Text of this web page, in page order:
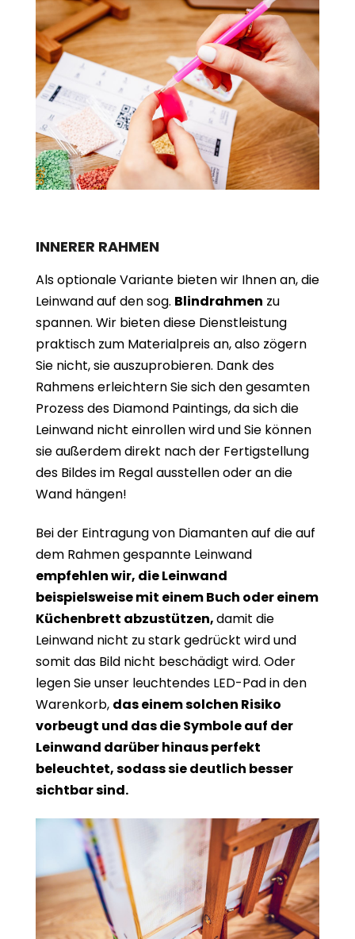
INNERER RAHMEN
Als optionale Variante bieten wir Ihnen an, die
Leinwand auf den sog. Blindrahmen zu
spannen. Wir bieten diese Dienstleistung
praktisch zum Materialpreis an, also zögern
Sie nicht, sie auszuprobieren. Dank des
Rahmens erleichtern Sie sich den gesamten
Prozess des Diamond Paintings, da sich die
Leinwand nicht einrollen wird und Sie können
sie außerdem direkt nach der Fertigstellung
des Bildes im Regal ausstellen oder an die
Wand hängen!
Bei der Eintragung von Diamanten auf die auf
dem Rahmen gespannte Leinwand
empfehlen wir, die Leinwand
beispielsweise mit einem Buch oder einem
Küchenbrett abzustützen,damit die
Leinwand nicht zu stark gedrückt wird und
somit das Bild nicht beschädigt wird. Oder
legen Sie unser leuchtendes LED-Pad in den
Warenkorb, das einem solchen Risiko
vorbeugt und das die Symbole auf der
Leinwand darüber hinaus perfekt
beleuchtet, sodass sie deutlich besser
sichtbar sind.